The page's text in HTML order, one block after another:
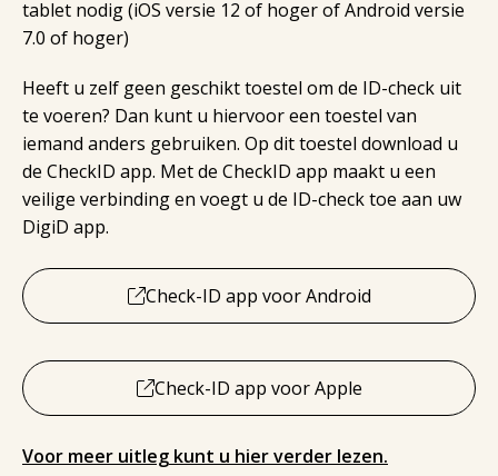
tablet nodig (iOS versie 12 of hoger of Android versie
7.0 of hoger)
Heeft u zelf geen geschikt toestel om de ID-check uit
te voeren? Dan kunt u hiervoor een toestel van
iemand anders gebruiken. Op dit toestel download u
de CheckID app. Met de CheckID app maakt u een
veilige verbinding en voegt u de ID-check toe aan uw
DigiD app.
Check-ID app voor Android
Check-ID app voor Apple
Voor meer uitleg kunt u hier verder lezen.